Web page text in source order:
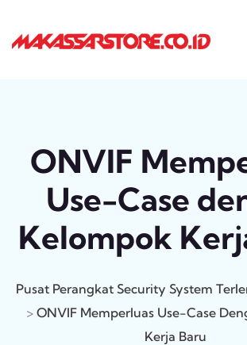
ONVIF
Use-Case
Kelompok
Pusat Perangkat Security System
> ONVIF Memperluas Use-Case
Kerja Baru